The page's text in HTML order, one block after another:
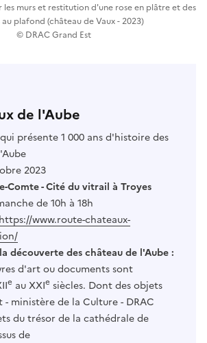
les murs et restitution d'une rose en plâtre et des
plafond (château de Vaux - 2023)
© DRAC Grand Est
de l'Aube
présente 1 000 ans d'histoire des
2023
Comte - Cité du vitrail à Troyes
de 10h à 18h
https://www.route-chateaux-
découverte des château de l'Aube :
d'art ou documents sont
e au XXIe siècles. Dont des objets
ministère de la Culture - DRAC
du trésor de la cathédrale de
de